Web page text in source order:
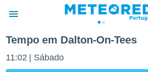
da
Tempo em Dalton-On-Tees
11:02 Sábado